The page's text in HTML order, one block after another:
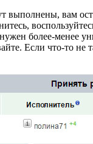
выполнены, вам
более-менее
Если что-то не